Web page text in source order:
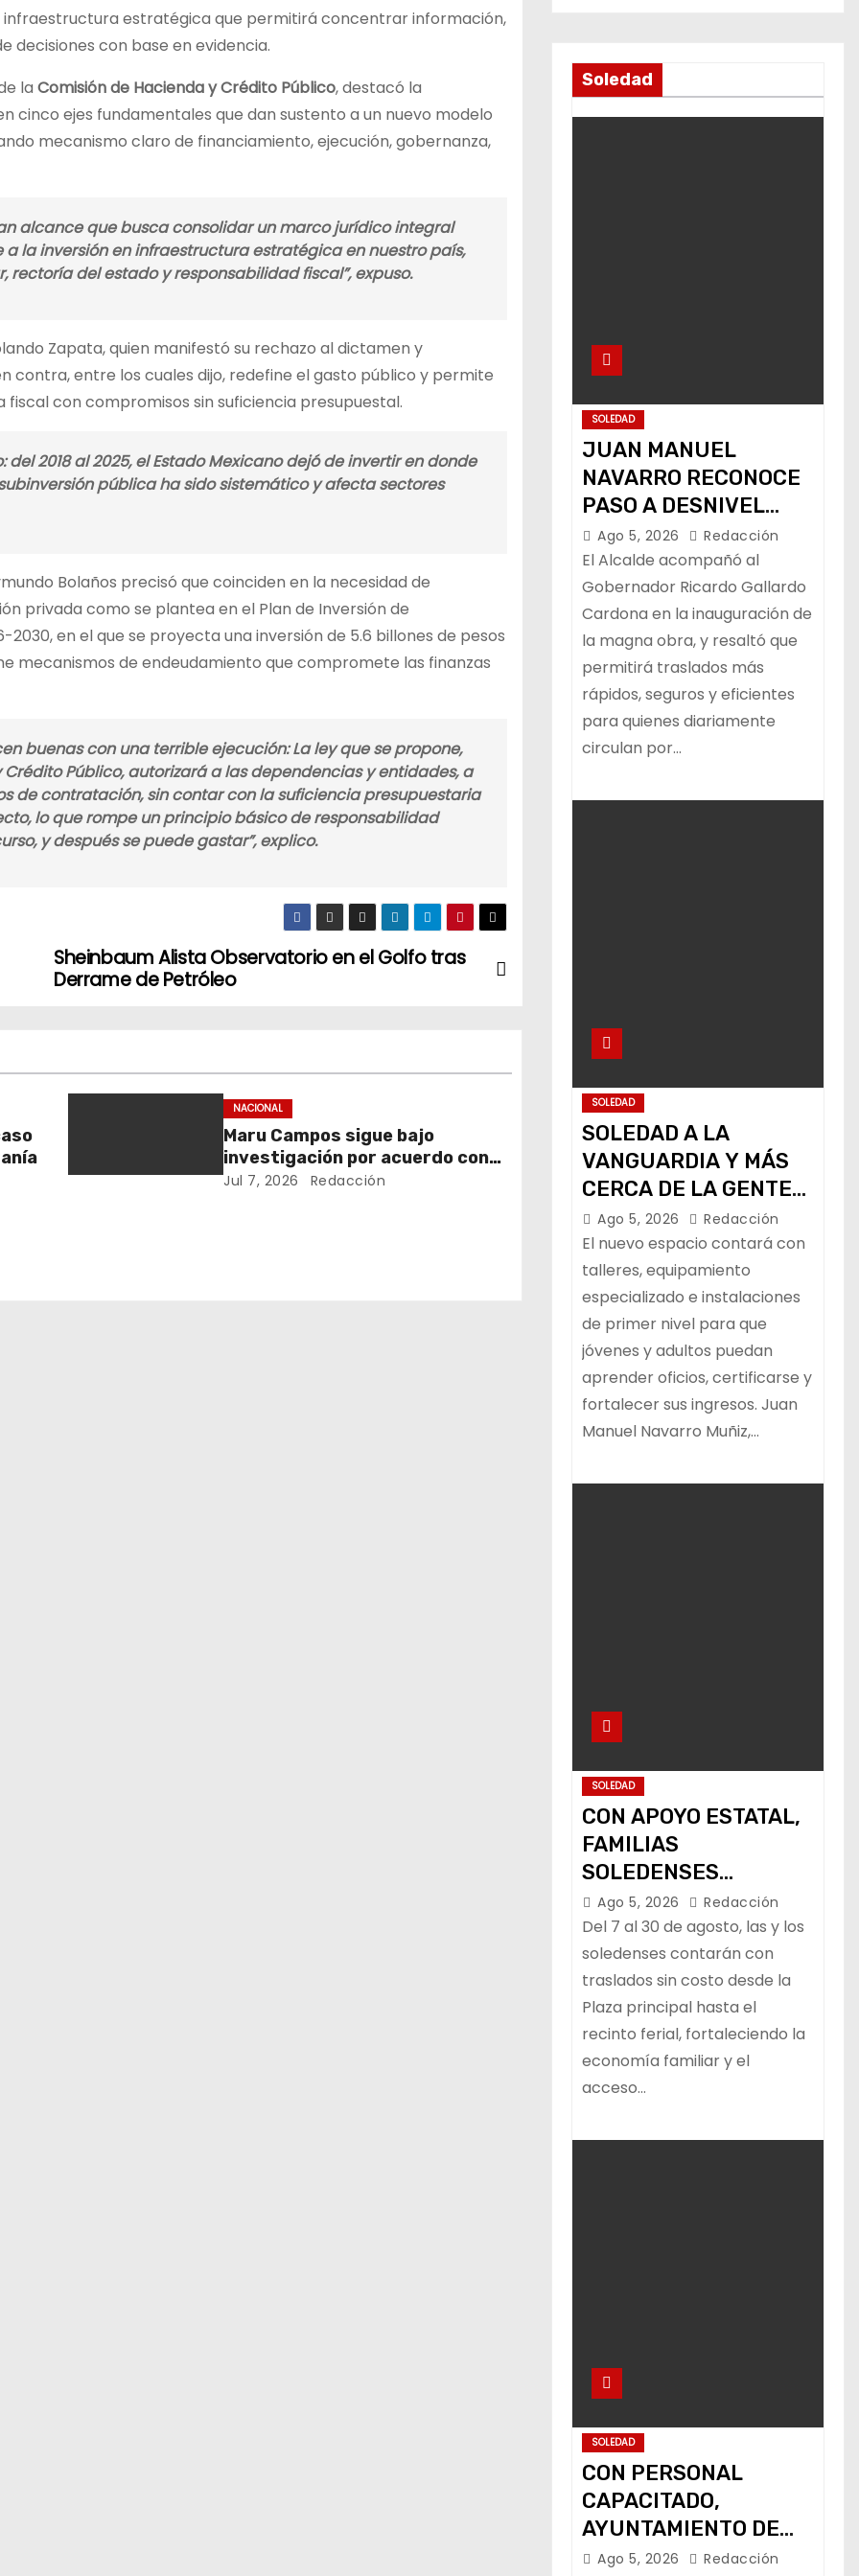
infraestructura estratégica que permitirá concentrar información,
decisiones con base en evidencia.
la Comisión de Hacienda y Crédito Público, destacó la
ejes fundamentales que dan sustento a un nuevo modelo
mecanismo claro de financiamiento, ejecución, gobernanza,
alcance que busca consolidar un marco jurídico integral
la inversión en infraestructura estratégica en nuestro país,
rectoría del estado y responsabilidad fiscal”,expuso.
Zapata, quien manifestó su rechazo al dictamen y
contra, entre los cuales dijo, redefine el gasto público y permite
con compromisos sin suficiencia presupuestal.
2018 al 2025, el Estado Mexicano dejó de invertir en donde
pública ha sido sistemático y afecta sectores
Bolaños precisó que coinciden en la necesidad de
privada como se plantea en el Plan de Inversión de
en el que se proyecta una inversión de 5.6 billones de pesos
mecanismos de endeudamiento que compromete las finanzas
buenas con una terrible ejecución: La ley que se propone,
Público, autorizará a las dependencias y entidades, a
de contratación, sin contar con la suficiencia presupuestaria
lo que rompe un principio básico de responsabilidad
y después se puede gastar”,explico.
Sheinbaum Alista Observatorio en el Golfo tras
Derrame de Petróleo
NACIONAL
Maru Campos sigue bajo
investigación por acuerdo con
agencias de EU
Jul 7, 2026 Redacción
Soledad
SOLEDAD
JUAN MANUEL
NAVARRO RECONOCE
PASO A DESNIVEL
CIRCUITO POTOSÍ QUE
MEJORA LA
MOVILIDAD
METROPOLITANA
Ago 5, 2026 Redacción
El Alcalde acompañó al
Gobernador Ricardo Gallardo
Cardona en la inauguración de
la magna obra, y resaltó que
permitirá traslados más
rápidos, seguros y eficientes
para quienes diariamente
circulan por…
SOLEDAD
SOLEDAD A LA
VANGUARDIA Y MÁS
CERCA DE LA GENTE
CON NUEVO CENTRO
DE CAPACITACIÓN:
NAVARRO MUÑIZ
Ago 5, 2026 Redacción
El nuevo espacio contará con
talleres, equipamiento
especializado e instalaciones
de primer nivel para que
jóvenes y adultos puedan
aprender oficios, certificarse y
fortalecer sus ingresos. Juan
Manuel Navarro Muñiz,…
SOLEDAD
CON APOYO ESTATAL,
FAMILIAS
SOLEDENSES
CONTARÁN CON
TRANSPORTE
GRATUITO A LA
FENAPO
Ago 5, 2026 Redacción
Del 7 al 30 de agosto, las y los
soledenses contarán con
traslados sin costo desde la
Plaza principal hasta el
recinto ferial, fortaleciendo la
economía familiar y el
acceso…
SOLEDAD
CON PERSONAL
CAPACITADO,
AYUNTAMIENTO DE
SOLEDAD PREVIENE
Ago 5, 2026 Redacción